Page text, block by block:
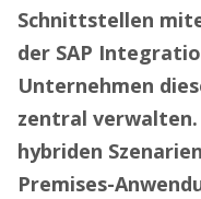
Schnittstellen
der SAP
Unternehmen
zentral verwalten.
hybriden
Premises-